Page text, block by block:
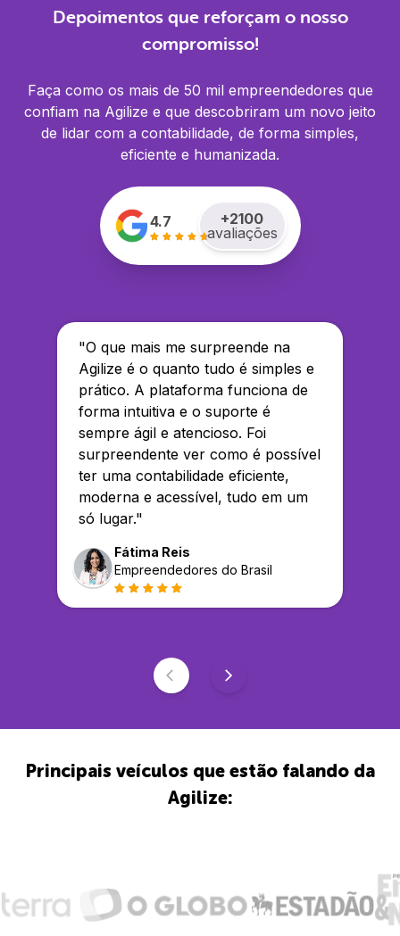
Depoimentos que reforçam o nosso
compromisso!
Faça como os mais de 50 mil empreendedores que
confiam na Agilize e que descobriram um novo jeito
de lidar com a contabilidade, de forma simples,
eficiente e humanizada.
4.7 +2100
avaliações
"O que mais me surpreende na
Agilize é o quanto tudo é simples e
prático. A plataforma funciona de
forma intuitiva e o suporte é
sempre ágil e atencioso. Foi
surpreendente ver como é possível
ter uma contabilidade eficiente,
moderna e acessível, tudo em um
só lugar."
Fátima Reis
Empreendedores do Brasil
Principais veículos que estão falando da
Agilize: